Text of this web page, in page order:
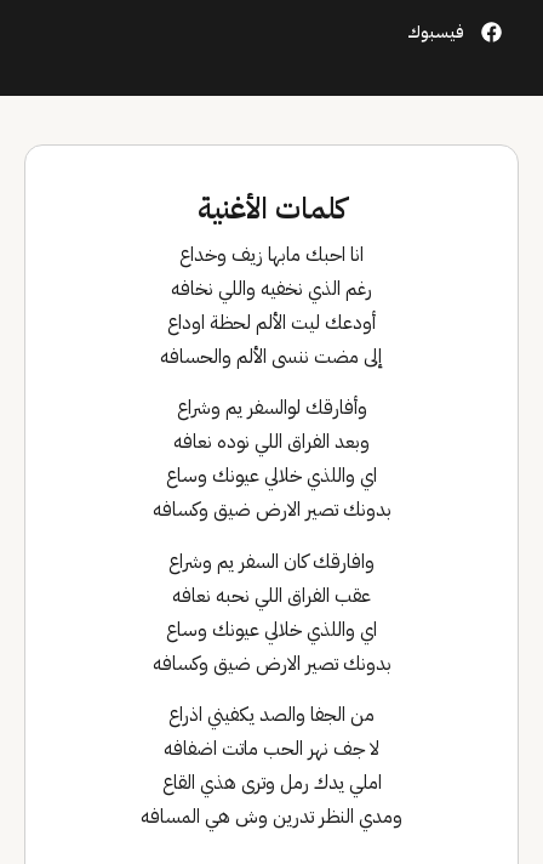
فيسبوك
كلمات الأغنية
انا احبك مابها زيف وخداع
رغم الذي نخفيه واللي نخافه
أودعك ليت الألم لحظة اوداع
إلى مضت ننسى الألم والحسافه
وأفارقك لوالسفر يم وشراع
وبعد الفراق اللي نوده نعافه
اي واللذي خلالي عيونك وساع
بدونك تصير الارض ضيق وكسافه
وافارقك كان السفر يم وشراع
عقب الفراق اللي نحبه نعافه
اي واللذي خلالي عيونك وساع
بدونك تصير الارض ضيق وكسافه
من الجفا والصد يكفيني اذراع
لا جف نهر الحب ماتت اضفافه
املي يدك رمل وترى هذي القاع
ومدي النظر تدرين وش هي المسافه